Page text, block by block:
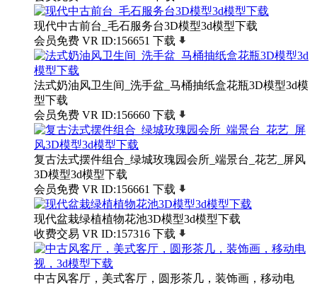
现代中古前台_毛石服务台3D模型3d模型下载
会员免费 VR ID:156651 下载
法式奶油风卫生间_洗手盆_马桶抽纸盒花瓶3D模型3d模
型下载
会员免费 VR ID:156660 下载
复古法式摆件组合_绿城玫瑰园会所_端景台_花艺_屏风
3D模型3d模型下载
会员免费 VR ID:156661 下载
现代盆栽绿植植物花池3D模型3d模型下载
收费交易 VR ID:157316 下载
中古风客厅，美式客厅，圆形茶几，装饰画，移动电